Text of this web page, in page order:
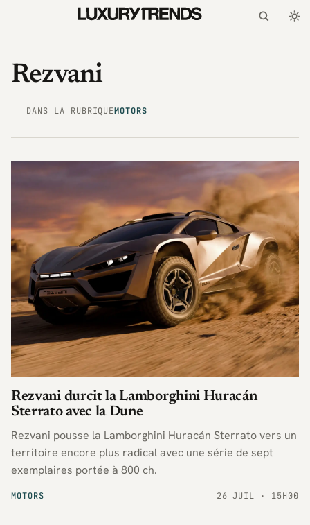
Rezvani
DANS LA RUBRIQUEMOTORS
MOTORS
Rezvani durcit la Lamborghini Huracán
Sterrato avec la Dune
Rezvani pousse la Lamborghini Huracán Sterrato vers un
territoire encore plus radical avec une série de sept
exemplaires portée à 800 ch.
26 JUIL · 15H00